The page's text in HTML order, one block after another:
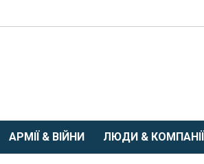
АРМІЇ & ВІЙНИ ЛЮДИ & КОМПАНІЇ